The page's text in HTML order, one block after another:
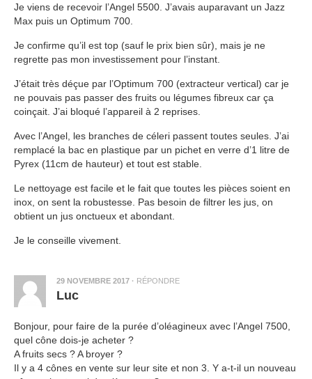
Je viens de recevoir l’Angel 5500. J’avais auparavant un Jazz
Max puis un Optimum 700.
Je confirme qu’il est top (sauf le prix bien sûr), mais je ne
regrette pas mon investissement pour l’instant.
J’était très déçue par l’Optimum 700 (extracteur vertical) car je
ne pouvais pas passer des fruits ou légumes fibreux car ça
coinçait. J’ai bloqué l’appareil à 2 reprises.
Avec l’Angel, les branches de céleri passent toutes seules. J’ai
remplacé la bac en plastique par un pichet en verre d’1 litre de
Pyrex (11cm de hauteur) et tout est stable.
Le nettoyage est facile et le fait que toutes les pièces soient en
inox, on sent la robustesse. Pas besoin de filtrer les jus, on
obtient un jus onctueux et abondant.
Je le conseille vivement.
29 NOVEMBRE 2017 · RÉPONDRE
Luc
Bonjour, pour faire de la purée d’oléagineux avec l’Angel 7500,
quel cône dois-je acheter ?
A fruits secs ? A broyer ?
Il y a 4 cônes en vente sur leur site et non 3. Y a-t-il un nouveau